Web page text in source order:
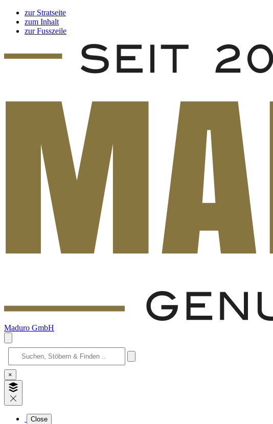
zur Stratseite
zum Inhalt
zur Fusszeile
Maduro GmbH
×
Close